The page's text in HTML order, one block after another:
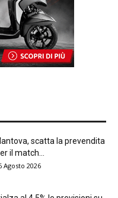
scatta la prevendita
il match...
Agosto 2026